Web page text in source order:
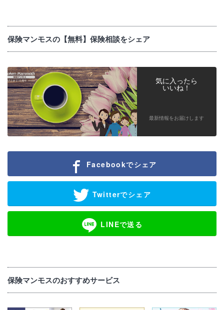
保険マンモスの【無料】保険相談をシェア
気に入ったら
いいね！
最新情報をお届けします
Facebookでシェア
Twitterでシェア
LINEで送る
保険マンモスのおすすめサービス